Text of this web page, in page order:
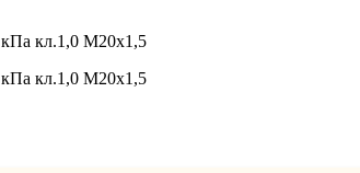
кл.1,0 М20х1,5
кл.1,0 М20х1,5